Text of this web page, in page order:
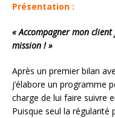
Présentation :
« Accompagner mon
mission ! »
Après un premier bilan
j’élabore un programme
charge de lui faire suivre
Puisque seul la régularité